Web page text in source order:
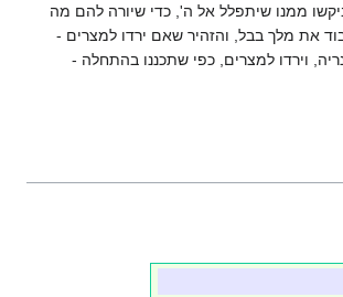
ממנו שיתפלל אל ה', כדי שיורה להם מה
את מלך בבל, והזהיר שאם ירדו למצרים -
וירדו למצרים, כפי שתכננו בהתחלה -